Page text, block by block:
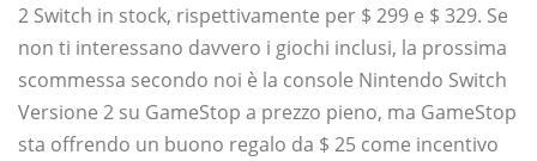
2 Switch in stock, rispettivamente per $ 299 e $ 329. Se
non ti interessano davvero i giochi inclusi, la prossima
scommessa secondo noi è la console Nintendo Switch
Versione 2 su GameStop a prezzo pieno, ma GameStop
sta offrendo un buono regalo da $ 25 come incentivo